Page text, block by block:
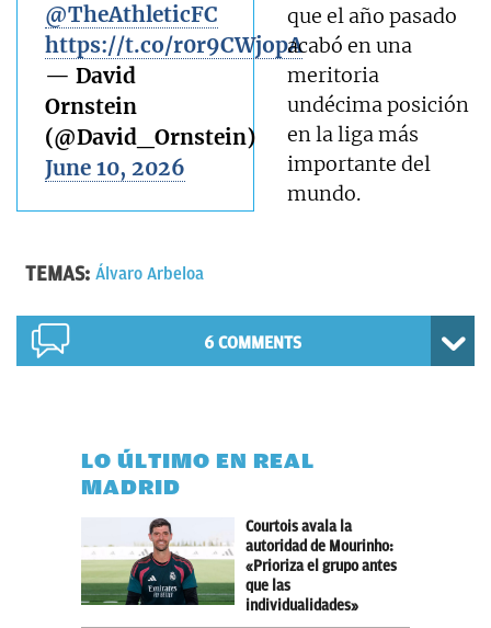
@TheAthleticFC
https://t.co/r0r9CWjopA
— David
Ornstein
(@David_Ornstein)
June 10, 2026
que el año pasado
acabó en una
meritoria
undécima posición
en la liga más
importante del
mundo.
TEMAS: Álvaro Arbeloa
6 COMMENTS
LO ÚLTIMO EN REAL
MADRID
Courtois avala la
autoridad de Mourinho:
«Prioriza el grupo antes
que las
individualidades»